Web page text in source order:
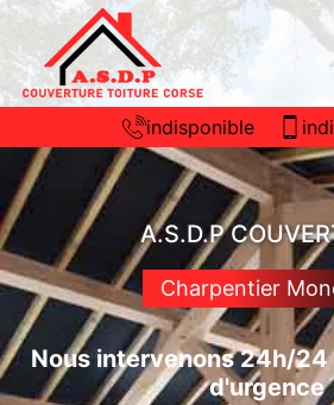
indisponible
A.S.D.P
Charpentier
Nous intervenons 24h/24
d'urgence